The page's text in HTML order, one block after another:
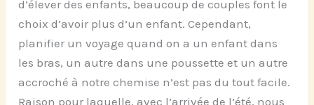
d’élever des enfants, beaucoup de couples font le
choix d’avoir plus d’un enfant. Cependant,
planifier un voyage quand on a un enfant dans
les bras, un autre dans une poussette et un autre
accroché à notre chemise n’est pas du tout facile.
Raison pour laquelle, avec l’arrivée de l’été, nous